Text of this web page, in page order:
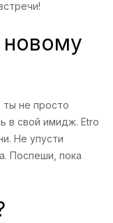
ты не просто
в свой имидж. Etro
Не упусти
Поспеши, пока